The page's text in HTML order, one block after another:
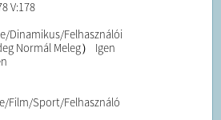
V:178
Dinamikus/Felhasználói
Normál Meleg） Igen
Film/Sport/Felhasználó